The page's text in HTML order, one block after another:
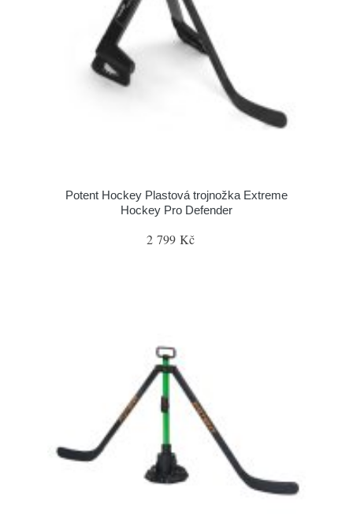
Potent Hockey Plastová trojnožka Extreme
Hockey Pro Defender
2 799 Kč